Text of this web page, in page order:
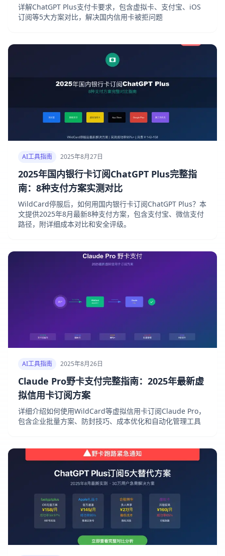
详解ChatGPT Plus支付卡要求，包含虚拟卡、支付宝、iOS
订阅等5大方案对比，解决国内信用卡被拒问题
AI工具指南 2025年8月27日
2025年国内银行卡订阅ChatGPT Plus完整指
南：8种支付方案实测对比
WildCard停服后，如何用国内银行卡订阅ChatGPT Plus？本
文提供2025年8月最新8种支付方案，包含支付宝、微信支付
路径，附详细成本对比和安全评级。
AI工具指南 2025年8月26日
Claude Pro野卡支付完整指南：2025年最新虚
拟信用卡订阅方案
详细介绍如何使用WildCard等虚拟信用卡订阅Claude Pro，
包含企业批量方案、防封技巧、成本优化和自动化管理工具